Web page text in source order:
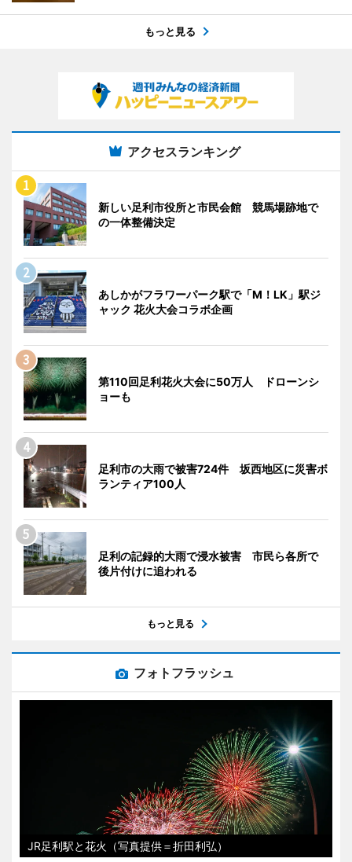
もっと見る
アクセスランキング
新しい足利市役所と市民会館 競馬場跡地で
の一体整備決定
あしかがフラワーパーク駅で「M！LK」駅ジ
ャック 花火大会コラボ企画
第110回足利花火大会に50万人 ドローンシ
ョーも
足利市の大雨で被害724件 坂西地区に災害ボ
ランティア100人
足利の記録的大雨で浸水被害 市民ら各所で
後片付けに追われる
もっと見る
フォトフラッシュ
JR足利駅と花火（写真提供＝折田利弘）